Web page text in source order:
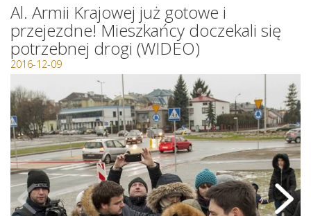
Al. Armii Krajowej już gotowe i
przejezdne! Mieszkańcy doczekali się
potrzebnej drogi (WIDEO)
2016-12-09